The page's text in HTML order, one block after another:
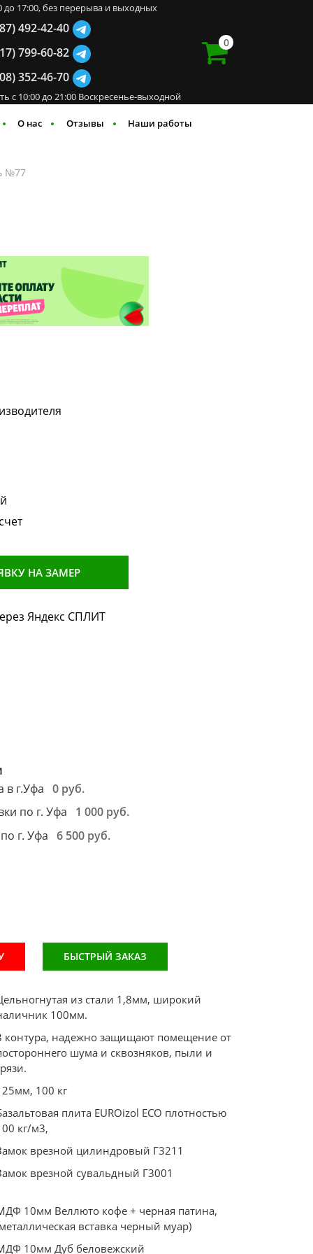
до 17:00, без перерыва и выходных
492-42-40
799-60-82
352-46-70
с 10:00 до 21:00 Воскресенье-выходной
0
О нас Отзывы Наши работы
№77
НА ЗАМЕР
Яндекс СПЛИТ
в г.Уфа 0 руб.
по г. Уфа
1 000 руб.
г. Уфа 6 500 руб.
БЫСТРЫЙ ЗАКАЗ
из стали 1,8мм, широкий
100мм.
контура, надежно защищают помещение от
шума и сквозняков, пыли и
100 кг
плита EUROizol ECO плотностью
кг/м3,
врезной цилиндровый Г3211
врезной сувальдный Г3001
10мм Веллюто кофе + черная патина,
вставка черный муар)
10мм Дуб беловежский